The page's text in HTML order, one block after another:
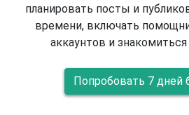
планировать посты и
времени, включать
аккаунтов и
Попробовать 7 дней